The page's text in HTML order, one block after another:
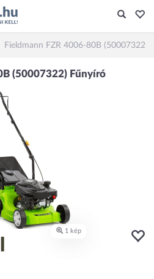
Fieldmann FZR 4006-80B (50007322)